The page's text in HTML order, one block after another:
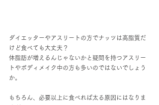
ダイエッターやアスリートの方でナッツは高脂質だ
けど食べても大丈夫？
体脂肪が増えるんじゃないかと疑問を持つアスリー
トやボディメイク中の方も多いのではないでしょう
か。
もちろん、必要以上に食べれば太る原因にはなりま